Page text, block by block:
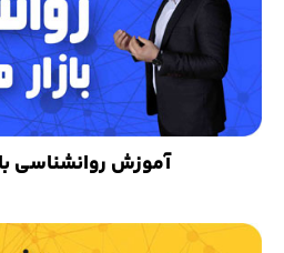
آموزش روانشناسی